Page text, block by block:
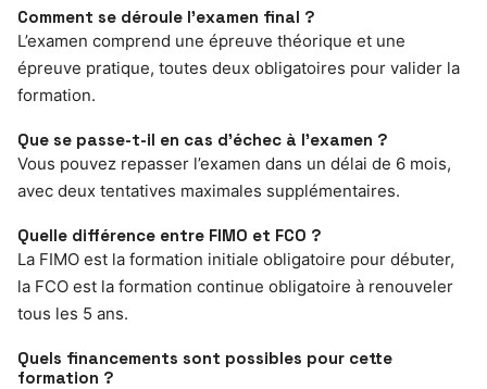
Comment se déroule l’examen final ?
L’examen comprend une épreuve théorique et une
épreuve pratique, toutes deux obligatoires pour valider la
formation.
Que se passe-t-il en cas d’échec à l’examen ?
Vous pouvez repasser l’examen dans un délai de 6 mois,
avec deux tentatives maximales supplémentaires.
Quelle différence entre FIMO et FCO ?
La FIMO est la formation initiale obligatoire pour débuter,
la FCO est la formation continue obligatoire à renouveler
tous les 5 ans.
Quels financements sont possibles pour cette
formation ?